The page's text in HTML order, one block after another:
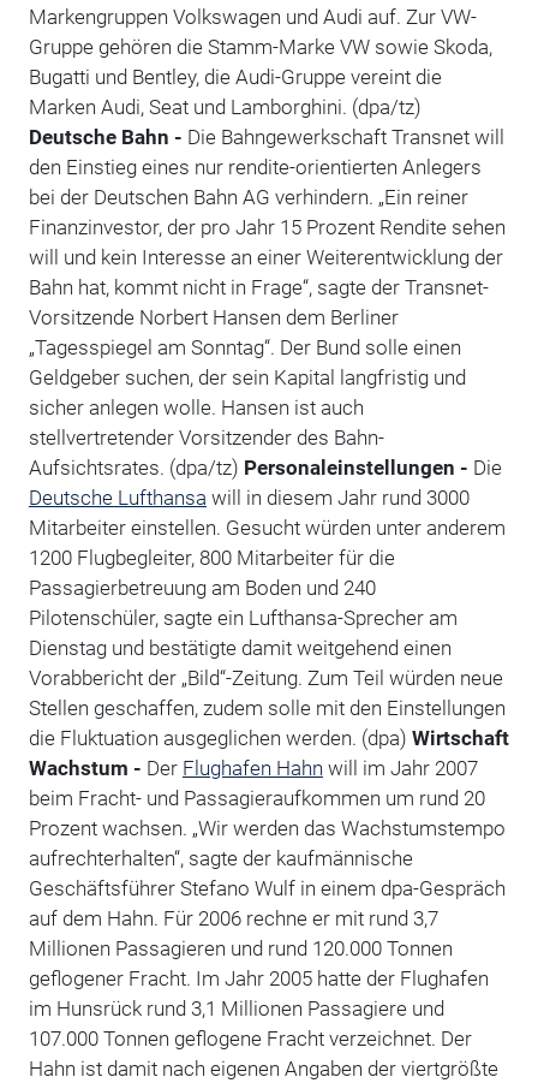
Markengruppen Volkswagen und Audi auf. Zur VW-
Gruppe gehören die Stamm-Marke VW sowie Skoda,
Bugatti und Bentley, die Audi-Gruppe vereint die
Marken Audi, Seat und Lamborghini. (dpa/tz)
Deutsche Bahn - Die Bahngewerkschaft Transnet will
den Einstieg eines nur rendite-orientierten Anlegers
bei der Deutschen Bahn AG verhindern. „Ein reiner
Finanzinvestor, der pro Jahr 15 Prozent Rendite sehen
will und kein Interesse an einer Weiterentwicklung der
Bahn hat, kommt nicht in Frage“, sagte der Transnet-
Vorsitzende Norbert Hansen dem Berliner
„Tagesspiegel am Sonntag“. Der Bund solle einen
Geldgeber suchen, der sein Kapital langfristig und
sicher anlegen wolle. Hansen ist auch
stellvertretender Vorsitzender des Bahn-
Aufsichtsrates. (dpa/tz) Personaleinstellungen - Die
Deutsche Lufthansa will in diesem Jahr rund 3000
Mitarbeiter einstellen. Gesucht würden unter anderem
1200 Flugbegleiter, 800 Mitarbeiter für die
Passagierbetreuung am Boden und 240
Pilotenschüler, sagte ein Lufthansa-Sprecher am
Dienstag und bestätigte damit weitgehend einen
Vorabbericht der „Bild“-Zeitung. Zum Teil würden neue
Stellen geschaffen, zudem solle mit den Einstellungen
die Fluktuation ausgeglichen werden. (dpa) Wirtschaft
Wachstum - Der Flughafen Hahn will im Jahr 2007
beim Fracht- und Passagieraufkommen um rund 20
Prozent wachsen. „Wir werden das Wachstumstempo
aufrechterhalten“, sagte der kaufmännische
Geschäftsführer Stefano Wulf in einem dpa-Gespräch
auf dem Hahn. Für 2006 rechne er mit rund 3,7
Millionen Passagieren und rund 120.000 Tonnen
geflogener Fracht. Im Jahr 2005 hatte der Flughafen
im Hunsrück rund 3,1 Millionen Passagiere und
107.000 Tonnen geflogene Fracht verzeichnet. Der
Hahn ist damit nach eigenen Angaben der viertgrößte